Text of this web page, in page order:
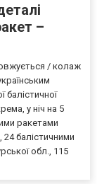
–
/ колаж
балістичної
у ніч на 5
ракетами
24 балістичними
обл., 115